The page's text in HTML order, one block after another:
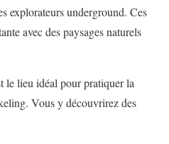
explorateurs underground. Ces
avec des paysages naturels
le lieu idéal pour pratiquer la
Vous y découvrirez des